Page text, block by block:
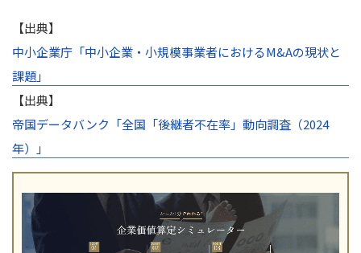
【出典】
中小企業庁「中小企業・小規模事業者におけるM&Aの現状と
課題」
【出典】
帝国データバンク「全国「後継者不在率」動向調査（2024
年）」